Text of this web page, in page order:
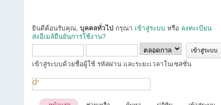
ยินดีต้อนรับคุณ, บุคคลทั่วไป กรุณา เข้าสู่ระบบ หรือ ลงทะเบียน
ส่งอีเมล์ยืนยันการใช้งาน?
เข้าสู่ระบบด้วยชื่อผู้ใช้ รหัสผ่าน และระยะเวลาในเซสชั่น